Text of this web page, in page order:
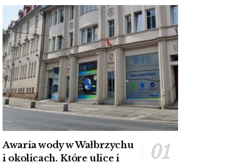
Awaria wody w Wałbrzychu
i okolicach. Które ulice i